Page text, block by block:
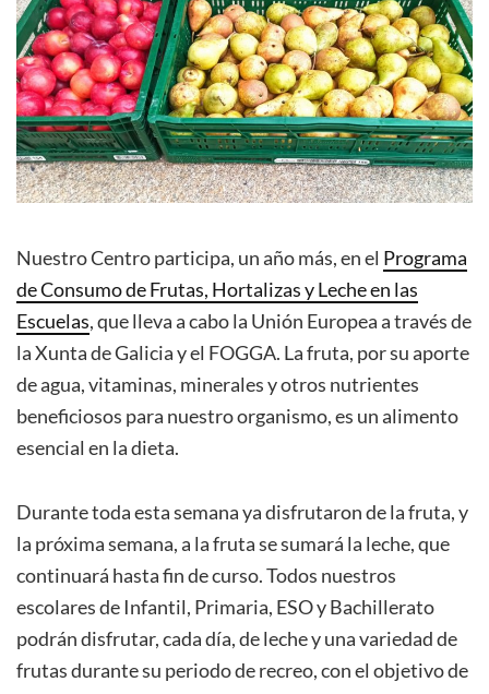
Nuestro Centro participa, un año más, en el Programa
de Consumo de Frutas, Hortalizas y Leche en las
Escuelas, que lleva a cabo la Unión Europea a través de
la Xunta de Galicia y el FOGGA. La fruta, por su aporte
de agua, vitaminas, minerales y otros nutrientes
beneficiosos para nuestro organismo, es un alimento
esencial en la dieta.
Durante toda esta semana ya disfrutaron de la fruta, y
la próxima semana, a la fruta se sumará la leche, que
continuará hasta fin de curso. Todos nuestros
escolares de Infantil, Primaria, ESO y Bachillerato
podrán disfrutar, cada día, de leche y una variedad de
frutas durante su periodo de recreo, con el objetivo de